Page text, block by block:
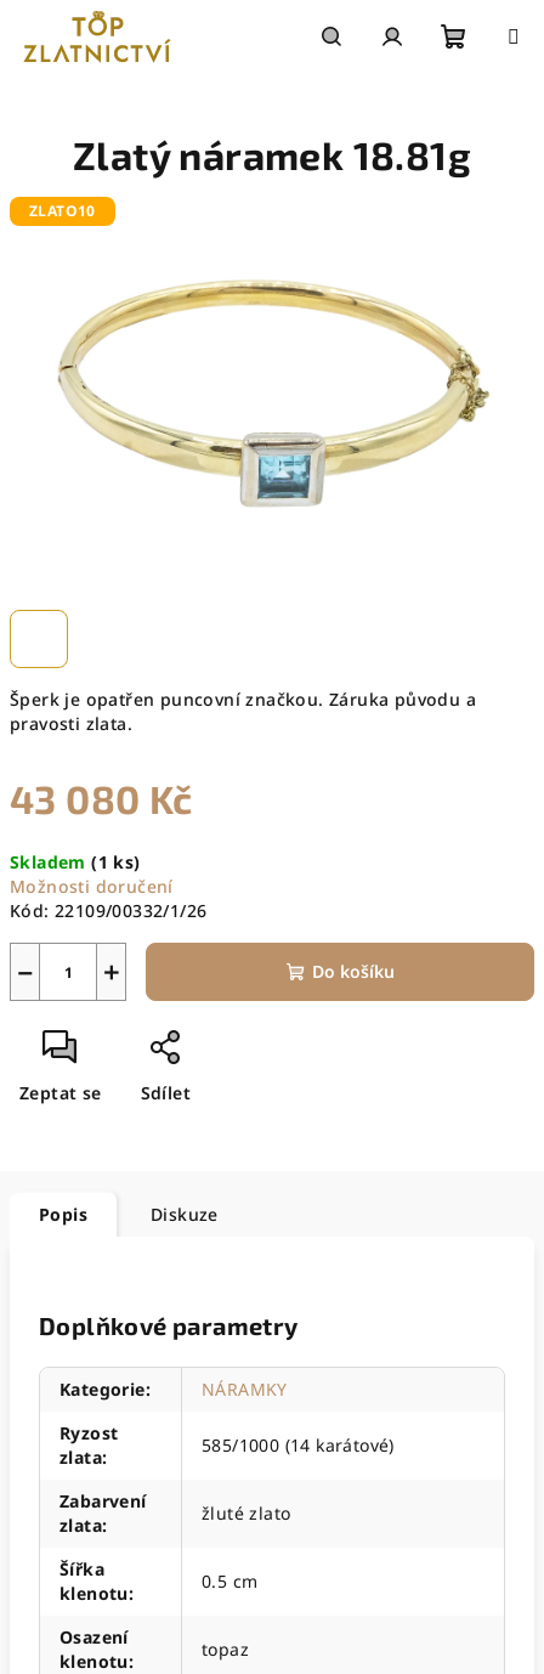
obsah
košík
Šperk je opatřen puncovní značkou. Záruka původu a
pravosti zlata.
43 080 Kč
cena:
Skladem(1 ks)
Možnosti doručení
Kód: 22109/00332/1/26
+
− Do košíku
Zeptat se Sdílet
Zlatý náramek 18.81g
ZLATO10
Popis Diskuze
Doplňkové parametry
Kategorie:
NÁRAMKY
Ryzost
zlata:
585/1000 (14 karátové)
Zabarvení
zlata:
žluté zlato
Šířka
klenotu:
0.5 cm
Osazení
klenotu:
topaz